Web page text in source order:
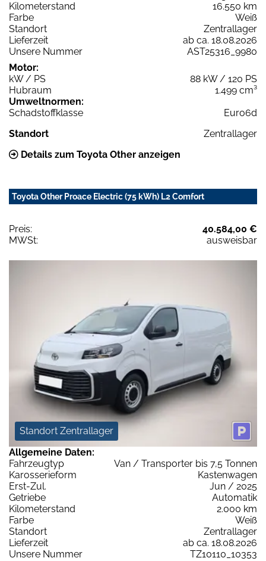
Kilometerstand
16.550 km
Farbe
Weiß
Standort
Zentrallager
Lieferzeit
ab ca. 18.08.2026
Unsere Nummer
AST25316_9980
Motor:
kW / PS
88 kW / 120 PS
Hubraum
1.499 cm³
Umweltnormen:
Schadstoffklasse
Euro6d
Standort
Zentrallager
Details zum Toyota Other anzeigen
Toyota Other Proace Electric (75 kWh) L2 Comfort
Preis:
40.584,00 €
MWSt:
ausweisbar
Standort Zentrallager
Allgemeine Daten:
Fahrzeugtyp
Van / Transporter bis 7,5 Tonnen
Karosserieform
Kastenwagen
Erst-Zul.
Jun / 2025
Getriebe
Automatik
Kilometerstand
2.000 km
Farbe
Weiß
Standort
Zentrallager
Lieferzeit
ab ca. 18.08.2026
Unsere Nummer
TZ10110_10353